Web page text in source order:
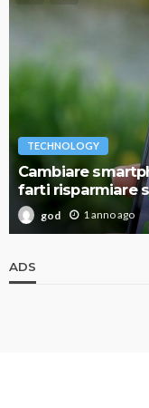
TECHNOLOGY
Cambiare
farti risparmiare
god 1 anno ago
ADS